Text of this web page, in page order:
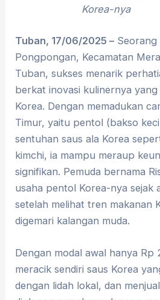
Korea-nya
Tuban, 17/06/2025 – Seorang
Pongpongan, Kecamatan
Tuban, sukses menarik
berkat inovasi kulinernya
Korea. Dengan memadukan
Timur, yaitu pentol (bakso
sentuhan saus ala Korea
kimchi, ia mampu meraup
signifikan. Pemuda bernama
usaha pentol Korea-nya sejak
setelah melihat tren makanan
digemari kalangan muda.
Dengan modal awal hanya Rp
meracik sendiri saus Korea
dengan lidah lokal, dan